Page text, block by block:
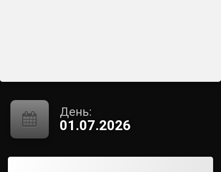
День:
01.07.2026